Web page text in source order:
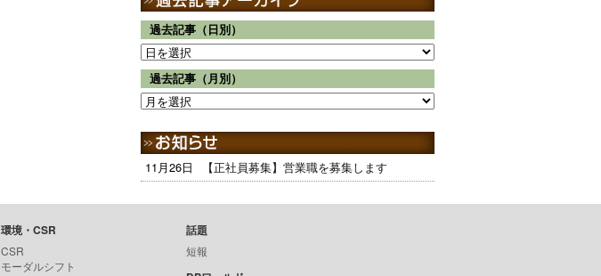
過去記事（日別）
過去記事（月別）
11月26日 【正社員募集】営業職を募集します
環境・CSR
CSR
モーダルシフト
話題
短報